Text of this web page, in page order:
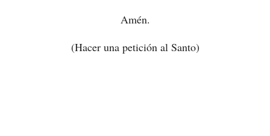
Amén.
(Hacer una petición al Santo)